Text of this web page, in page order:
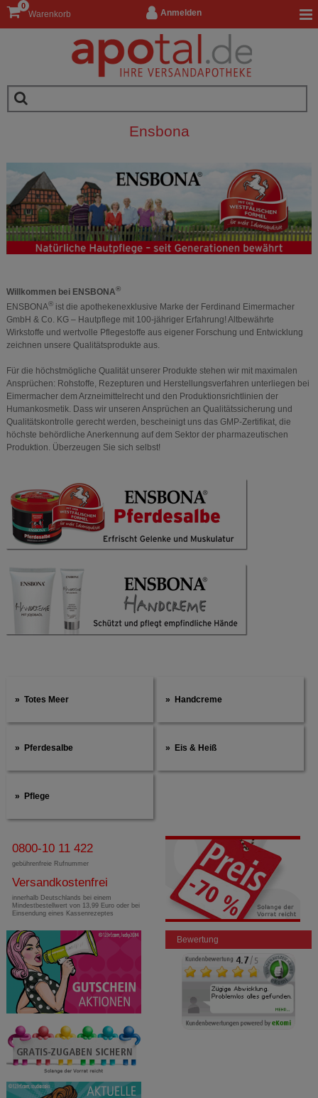
Anmelden
Warenkorb
0
Ensbona
Willkommen bei ENSBONA®
ENSBONA®ist die apothekenexklusive Marke der Ferdinand Eimermacher
GmbH & Co. KG – Hautpflege mit 100-jähriger Erfahrung! Altbewährte
Wirkstoffe und wertvolle Pflegestoffe aus eigener Forschung und Entwicklung
zeichnen unsere Qualitätsprodukte aus.
Für die höchstmögliche Qualität unserer Produkte stehen wir mit maximalen
Ansprüchen: Rohstoffe, Rezepturen und Herstellungsverfahren unterliegen bei
Eimermacher dem Arzneimittelrecht und den Produktionsrichtlinien der
Humankosmetik. Dass wir unseren Ansprüchen an Qualitätssicherung und
Qualitätskontrolle gerecht werden, bescheinigt uns das GMP-Zertifikat, die
höchste behördliche Anerkennung auf dem Sektor der pharmazeutischen
Produktion. Überzeugen Sie sich selbst!
Totes Meer Handcreme
Pferdesalbe Eis & Heiß
Pflege
0800-10 11 422
gebührenfreie Rufnummer
Versandkostenfrei
innerhalb Deutschlands bei einem
Mindestbestellwert von 13,99 Euro oder bei
Einsendung eines Kassenrezeptes
Bewertung